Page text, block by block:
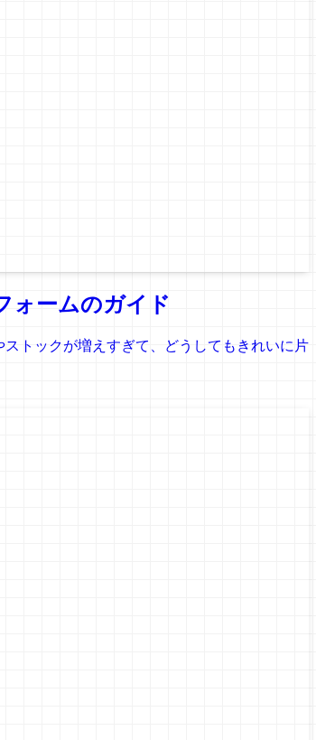
ォームのガイド
トックが増えすぎて、どうしてもきれいに片